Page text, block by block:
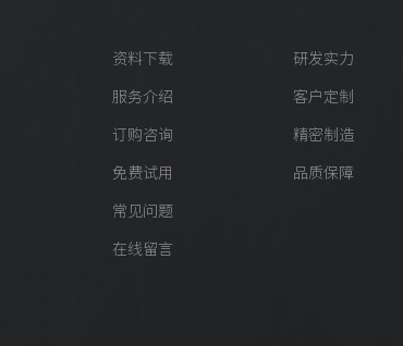
资料下载
服务介绍
订购咨询
免费试用
常见问题
在线留言
研发实力
客户定制
精密制造
品质保障